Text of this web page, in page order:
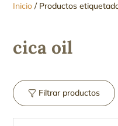
Inicio / Productos
cica oil
Filtrar productos